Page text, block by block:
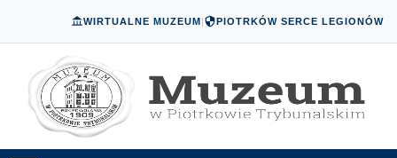
WIRTUALNE MUZEUM| PIOTRKÓW SERCE LEGIONÓW